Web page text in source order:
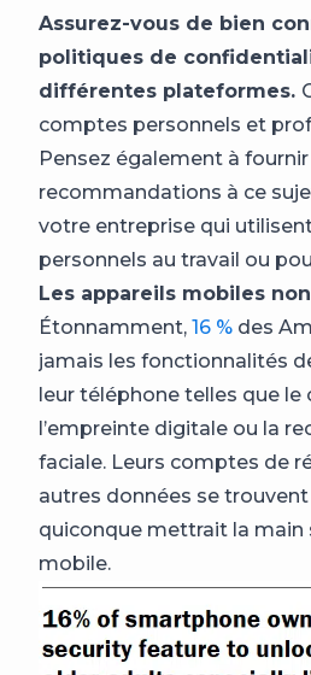
Assurez-vous de bien
politiques de
différentes plateformes.
comptes personnels et
Pensez également à
recommandations à ce
votre entreprise qui
personnels au travail ou
Les appareils mobiles
Étonnamment, 16 % des
jamais les fonctionnalités
leur téléphone telles que le
l’empreinte digitale ou la
faciale. Leurs comptes de
autres données se
quiconque mettrait la main
mobile.